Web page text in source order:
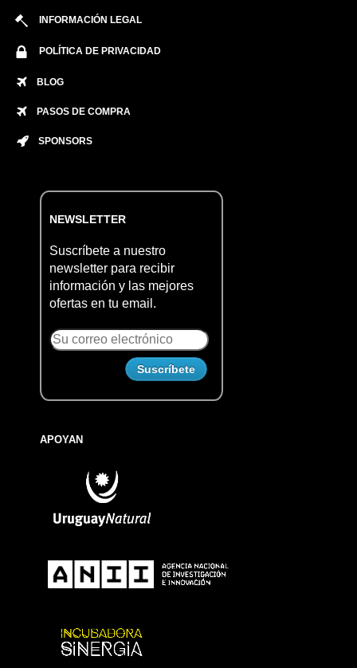
INFORMACIÓN LEGAL
POLÍTICA DE PRIVACIDAD
BLOG
PASOS DE COMPRA
SPONSORS
NEWSLETTER
Suscríbete a nuestro
newsletter para recibir
información y las mejores
ofertas en tu email.
APOYAN